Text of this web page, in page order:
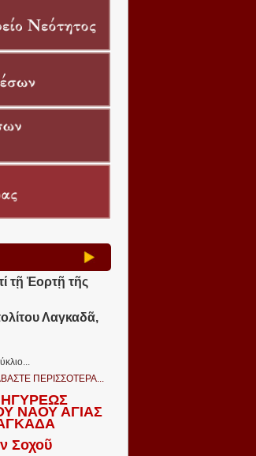
τῇ Ἑορτῇ τῆς
Λαγκαδᾶ,
ΠΕΡΙΣΣΟΤΕΡΑ...
ΝΑΟΥ ΑΓΙΑΣ
Σοχοῦ